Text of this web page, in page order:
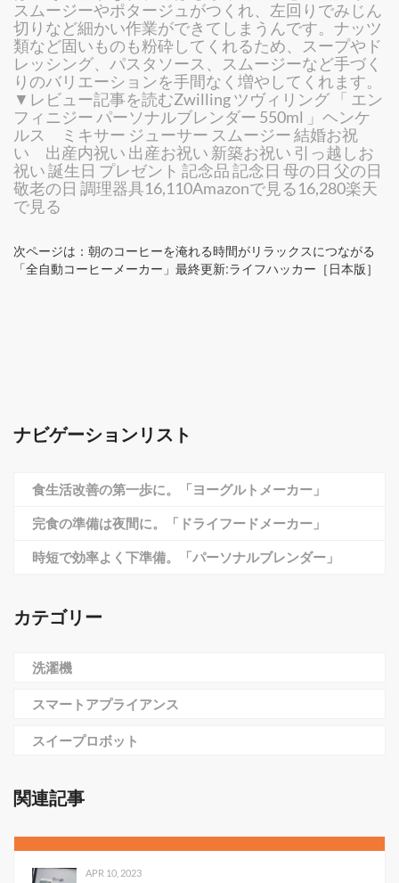
スムージーやポタージュがつくれ、左回りでみじん
切りなど細かい作業ができてしまうんです。ナッツ
類など固いものも粉砕してくれるため、スープやド
レッシング、パスタソース、スムージーなど手づく
りのバリエーションを手間なく増やしてくれます。
▼レビュー記事を読むZwilling ツヴィリング 「 エン
フィニジー パーソナルブレンダー 550ml 」ヘンケ
ルス ミキサー ジューサー スムージー 結婚お祝
い 出産内祝い 出産お祝い 新築お祝い 引っ越しお
祝い 誕生日 プレゼント 記念品 記念日 母の日 父の日
敬老の日 調理器具16,110Amazonで見る16,280楽天
で見る
次ページは：朝のコーヒーを淹れる時間がリラックスにつながる
「全自動コーヒーメーカー」最終更新:ライフハッカー［日本版］
ナビゲーションリスト
食生活改善の第一歩に。「ヨーグルトメーカー」
完食の準備は夜間に。「ドライフードメーカー」
時短で効率よく下準備。「パーソナルブレンダー」
カテゴリー
洗濯機
スマートアプライアンス
スイープロボット
関連記事
APR 10, 2023